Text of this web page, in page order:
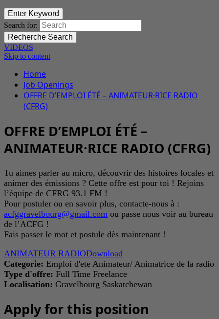
Enter Keyword
Search for:
Recherche Search
VIDEOS
Skip to content
Home
Job Openings
OFFRE D’EMPLOI ÉTÉ – ANIMATEUR·RICE RADIO
(CFRG)
OFFRE D’EMPLOI ÉTÉ –
ANIMATEUR·RICE RADIO (CFRG)
Tu aimes parler au micro, découvrir des histoires locales et
animer des émissions ? Cette offre est pour toi ! Rejoins
l’équipe de CFRG 93.1 FM !
Pour postuler ou en savoir plus, contacte-nous à :
acfggravelbourg@gmail.com ou passe nous voir au bureau
de l’ACFG !
Fais passer le mot et postule dès maintenant !
ANIMATEUR RADIODownload
Categorie: Emploi d'ete Animateur/ Animatrice de la radio
Type d'offre: Full Time Freelance
Localisation: Gravelbourg Saskatchewan
Apply for this position